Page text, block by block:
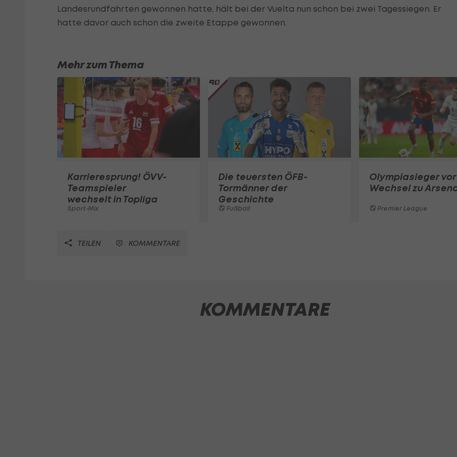
Landesrundfahrten gewonnen hatte, hält bei der Vuelta nun schon bei zwei Tagessiegen. Er
hatte davor auch schon die zweite Etappe gewonnen.
Mehr zum Thema
Karrieresprung! ÖVV-
Teamspieler
wechselt in Topliga
Sport-Mix
Die teuersten ÖFB-
Tormänner der
Geschichte
Fußball
Olympiasieger vor
Wechsel zu
Premier League
TEILEN KOMMENTARE
KOMMENTARE